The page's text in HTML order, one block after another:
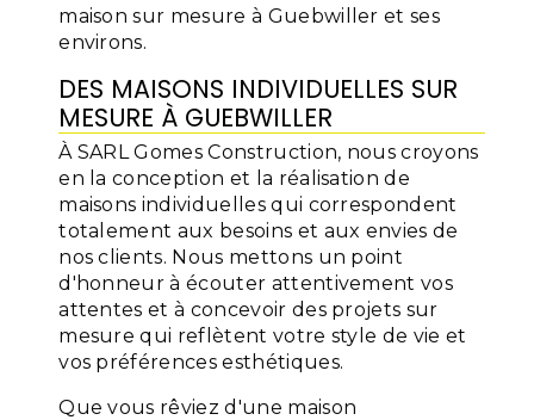
maison sur mesure à Guebwiller et ses
environs.
DES MAISONS INDIVIDUELLES SUR
MESURE À GUEBWILLER
À SARL Gomes Construction, nous croyons
en la conception et la réalisation de
maisons individuelles qui correspondent
totalement aux besoins et aux envies de
nos clients. Nous mettons un point
d'honneur à écouter attentivement vos
attentes et à concevoir des projets sur
mesure qui reflètent votre style de vie et
vos préférences esthétiques.
Que vous rêviez d'une maison